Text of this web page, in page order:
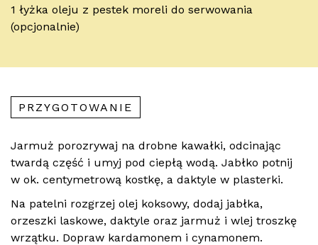
1 łyżka oleju z pestek moreli do serwowania
(opcjonalnie)
PRZYGOTOWANIE
Jarmuż porozrywaj na drobne kawałki, odcinając
twardą część i umyj pod ciepłą wodą. Jabłko potnij
w ok. centymetrową kostkę, a daktyle w plasterki.
Na patelni rozgrzej olej koksowy, dodaj jabłka,
orzeszki laskowe, daktyle oraz jarmuż i wlej troszkę
wrzątku. Dopraw kardamonem i cynamonem.